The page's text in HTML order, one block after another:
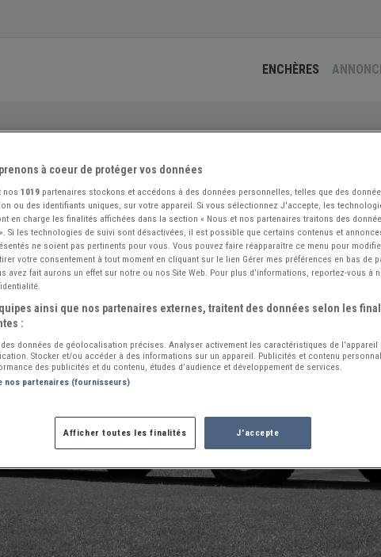
ENCHÈRES
Cette annonce n'est plus disponible :(
VOIR NOS
à coeur de protéger vos données
nos 1019 partenaires stockons et accédons à des données personnelles, telles que des
ou des identifiants uniques, sur votre appareil. Si vous sélectionnez J'accepte, les
en charge les finalités affichées dans la section « Nous et nos partenaires traitons des
Si les technologies de suivi sont désactivées, il est possible que certains contenus et
ne soient pas pertinents pour vous. Vous pouvez faire réapparaître ce menu pour
votre consentement à tout moment en cliquant sur le lien Gérer mes préférences en bas de
avez fait aurons un effet sur notre ou nos Site Web. Pour plus d’informations, reportez-vous à
ainsi que nos partenaires externes, traitent des données selon les
:
données de géolocalisation précises. Analyser activement les caractéristiques de l’appareil
Stocker et/ou accéder à des informations sur un appareil. Publicités et contenu
des publicités et du contenu, études d’audience et développement de services.
nos partenaires (fournisseurs)
Afficher toutes les finalités J'accepte